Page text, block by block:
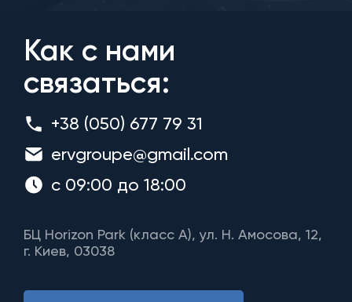
Как с нами
связаться:
+38 (050) 677 79 31
ervgroupe@gmail.com
с 09:00 до 18:00
БЦ Horizon Park (класс A), ул. Н. Амосова, 12,
г. Киев, 03038